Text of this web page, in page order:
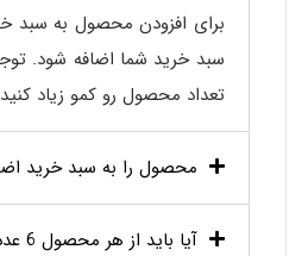
برای افزودن محصول به
سبد خرید شما اضافه شود.
تعداد محصول رو کمو زیاد
محصول را به سبد خرید
آیا باید از هر محصول 6 عدد خریداری کنیم؟